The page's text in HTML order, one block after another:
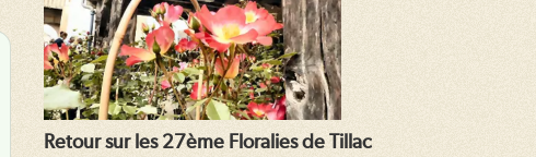
Retour sur les 27ème Floralies de Tillac